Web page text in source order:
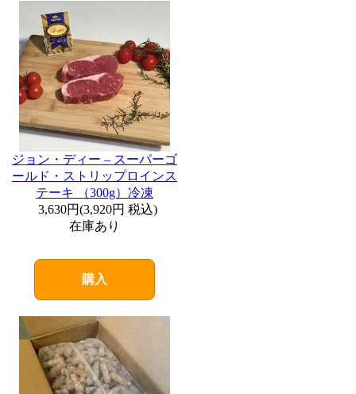
ジョン・ディー – スーパーゴ
ールド・ストリップロインス
テーキ （300g）冷凍
3,630円(3,920円 税込)
在庫あり
購入